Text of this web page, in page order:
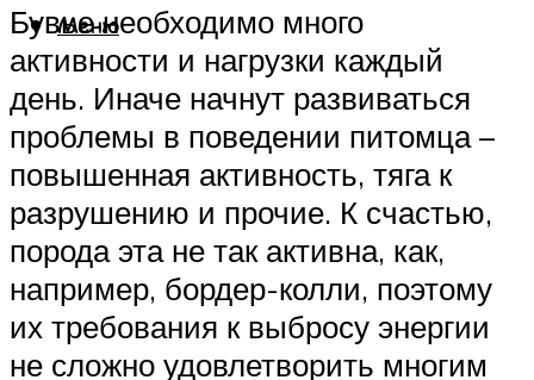
Меню
Бувье необходимо много
активности и нагрузки каждый
день. Иначе начнут развиваться
проблемы в поведении питомца –
повышенная активность, тяга к
разрушению и прочие. К счастью,
порода эта не так активна, как,
например, бордер-колли, поэтому
их требования к выбросу энергии
не сложно удовлетворить многим